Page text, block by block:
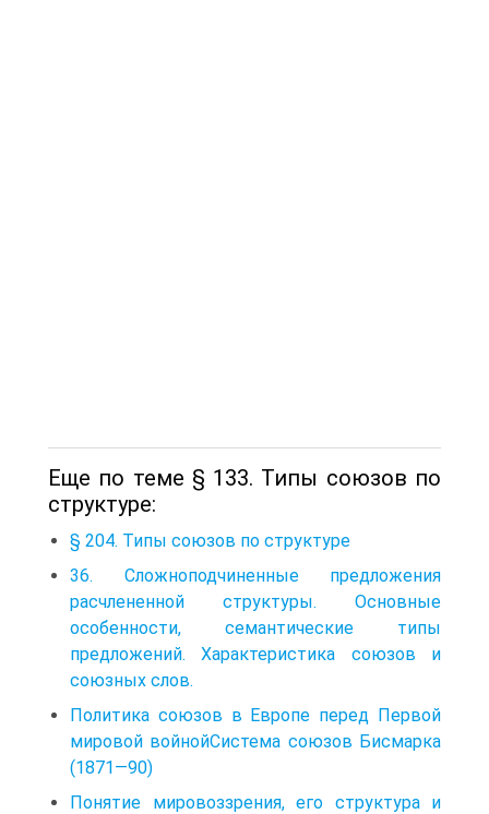
Еще по теме § 133. Типы союзов по
структуре:
§ 204. Типы союзов по структуре
36. Сложноподчиненные предложения
расчлененной структуры. Основные
особенности, семантические типы
предложений. Характеристика союзов и
союзных слов.
Политика союзов в Европе перед Первой
мировой войнойСистема союзов Бисмарка
(1871—90)
Понятие мировоззрения, его структура и